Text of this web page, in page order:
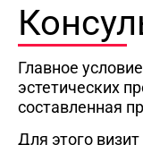
Главное
эстетических
составленная
Для этого